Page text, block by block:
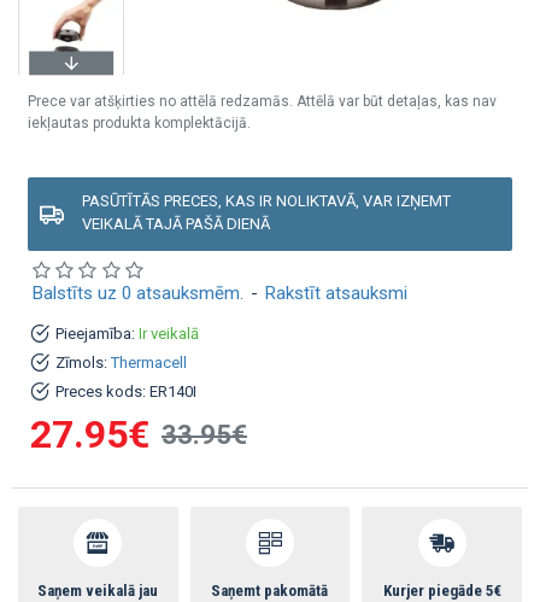
Prece var atšķirties no attēlā redzamās. Attēlā var būt detaļas, kas nav
iekļautas produkta komplektācijā.
PASŪTĪTĀS PRECES, KAS IR NOLIKTAVĀ, VAR IZŅEMT
VEIKALĀ TAJĀ PAŠĀ DIENĀ
Pieejamība: Ir veikalā
Zīmols: Thermacell
Preces kods: ER140I
Balstīts uz 0 atsauksmēm. - Rakstīt atsauksmi
27.95€ 33.95€
Saņem veikalā jau
Saņemt pakomātā
Kurjer piegāde 5€